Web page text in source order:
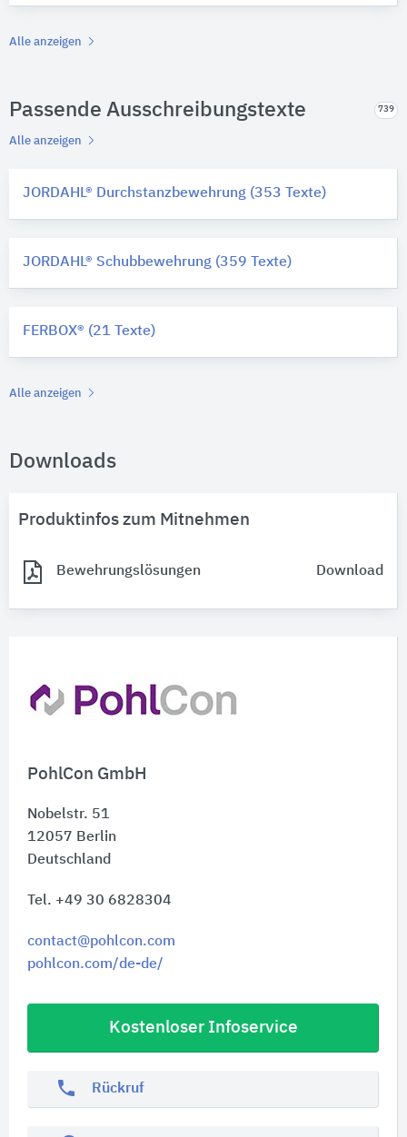
PohlCon GmbH
Nobelstr. 51
12057 Berlin
Deutschland
Tel. +49 30 6828304
contact@pohlcon.com
pohlcon.com/de-de/
Kostenloser Infoservice
phone Rückruf
Alle anzeigen
Passende Ausschreibungstexte 739
Alle anzeigen
JORDAHL® Durchstanzbewehrung (353 Texte)
JORDAHL® Schubbewehrung (359 Texte)
FERBOX® (21 Texte)
Alle anzeigen
Downloads
Produktinfos zum Mitnehmen
Bewehrungslösungen Download